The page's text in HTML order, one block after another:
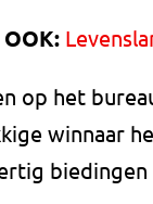
OOK:
op het
winnaar
biedingen